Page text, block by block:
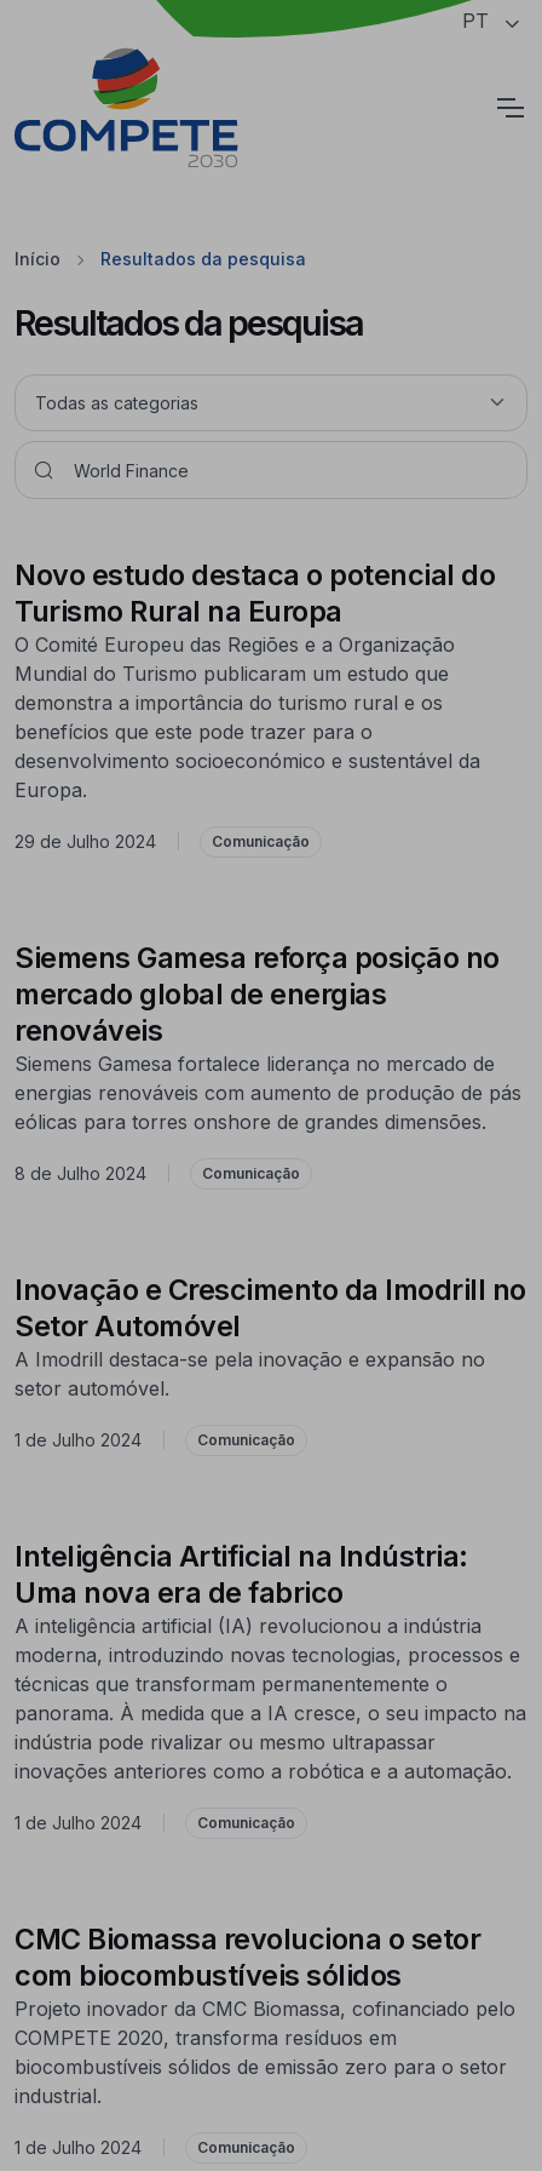
Saltar para o conteúdo principal da página PT
Início Resultados da pesquisa
Resultados da pesquisa
Novo estudo destaca o potencial do
Turismo Rural na Europa
O Comité Europeu das Regiões e a Organização
Mundial do Turismo publicaram um estudo que
demonstra a importância do turismo rural e os
benefícios que este pode trazer para o
desenvolvimento socioeconómico e sustentável da
Europa.
29 de Julho 2024 Comunicação
Siemens Gamesa reforça posição no
mercado global de energias
renováveis
Siemens Gamesa fortalece liderança no mercado de
energias renováveis com aumento de produção de pás
eólicas para torres onshore de grandes dimensões.
8 de Julho 2024 Comunicação
Inovação e Crescimento da Imodrill no
Setor Automóvel
A Imodrill destaca-se pela inovação e expansão no
setor automóvel.
1 de Julho 2024 Comunicação
Inteligência Artificial na Indústria:
Uma nova era de fabrico
A inteligência artificial (IA) revolucionou a indústria
moderna, introduzindo novas tecnologias, processos e
técnicas que transformam permanentemente o
panorama. À medida que a IA cresce, o seu impacto na
indústria pode rivalizar ou mesmo ultrapassar
inovações anteriores como a robótica e a automação.
1 de Julho 2024 Comunicação
CMC Biomassa revoluciona o setor
com biocombustíveis sólidos
Projeto inovador da CMC Biomassa, cofinanciado pelo
COMPETE 2020, transforma resíduos em
biocombustíveis sólidos de emissão zero para o setor
industrial.
1 de Julho 2024 Comunicação